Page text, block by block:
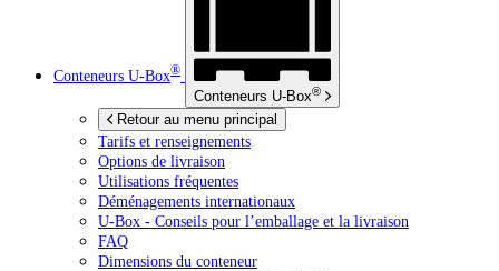
Conteneurs U-Box®
Conteneurs U-Box®
Retour au menu principal
Tarifs et renseignements
Options de livraison
Utilisations fréquentes
Déménagements internationaux
U-Box - Conseils pour l’emballage et la livraison
FAQ
Dimensions du conteneur